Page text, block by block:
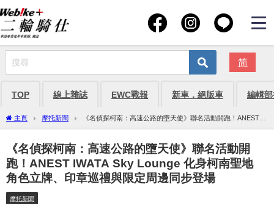
简
TOP 線上雜誌 EWC戰報 新車．絕版車 編輯
主頁 摩托新聞
《名偵探柯南：高速公路的墮天使》聯名活動開跑！ANEST
IWATA Sky Lounge 化身柯南聖地 角色立牌、印章巡禮與限定周邊同步登場
《名偵探柯南：高速公路的墮天使》聯名活動開
跑！ANEST IWATA Sky Lounge 化身柯南聖地
角色立牌、印章巡禮與限定周邊同步登場
摩托新聞